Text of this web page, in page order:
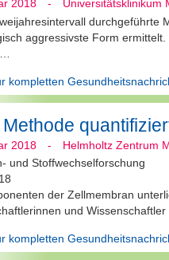
2018 -
Universitätsklinikum
durchgeführte
aggressivste Form
kompletten
2018 -
Helmholtz Zentrum
und Stoffwechselforschung
der Zellmembran
und
kompletten